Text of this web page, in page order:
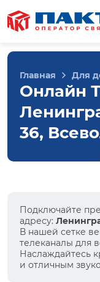
Главная Для
Онлайн
36,
Подключайте
адресу:
В нашей сетке
телеканалы для
Наслаждайтесь
и отличным